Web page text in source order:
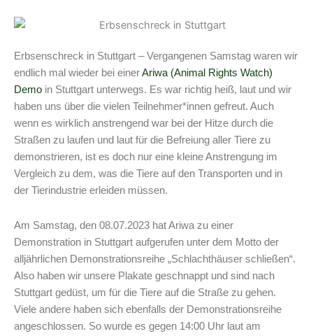
Erbsenschreck in Stuttgart – Vergangenen Samstag waren wir
endlich mal wieder bei einerAriwa (Animal Rights Watch)
Demo in Stuttgart unterwegs. Es war richtig heiß, laut und wir
haben uns über die vielen Teilnehmer*innen gefreut. Auch
wenn es wirklich anstrengend war bei der Hitze durch die
Straßen zu laufen und laut für die Befreiung aller Tiere zu
demonstrieren, ist es doch nur eine kleine Anstrengung im
Vergleich zu dem, was die Tiere auf den Transporten und in
der Tierindustrie erleiden müssen.
Am Samstag, den 08.07.2023 hat Ariwa zu einer
Demonstration in Stuttgart aufgerufen unter dem Motto der
alljährlichen Demonstrationsreihe „Schlachthäuser schließen“.
Also haben wir unsere Plakate geschnappt und sind nach
Stuttgart gedüst, um für die Tiere auf die Straße zu gehen.
Viele andere haben sich ebenfalls der Demonstrationsreihe
angeschlossen. So wurde es gegen 14:00 Uhr laut am